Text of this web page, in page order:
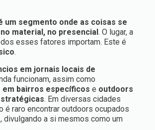
um segmento onde as coisas se
material, no presencial. O lugar, a
esses fatores importam. Este é
.
em jornais locais de
funcionam, assim como
em bairros específicos e outdoors
. Em diversas cidades
é raro encontrar outdoors ocupados
divulgando a si mesmos como um